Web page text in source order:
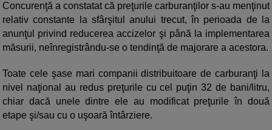
Concurenţă a constatat că preţurile carburanţilor s-au menţinut
relativ constante la sfârşitul anului trecut, în perioada de la
anunţul privind reducerea accizelor şi până la implementarea
măsurii, neînregistrându-se o tendinţă de majorare a acestora.
Toate cele şase mari companii distribuitoare de carburanţi la
nivel naţional au redus preţurile cu cel puţin 32 de bani/litru,
chiar dacă unele dintre ele au modificat preţurile în două
etape şi/sau cu o uşoară întârziere.